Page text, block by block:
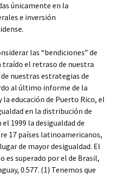
únicamente en la
e inversión
las “bendiciones” de
traído el retraso de nuestra
nuestras estrategias de
al último informe de la
la educación de Puerto Rico, el
en la distribución de
1999 la desigualdad de
17 países latinoamericanos,
de mayor desigualdad. El
es superado por el de Brasil,
0.577. (1) Tenemos que